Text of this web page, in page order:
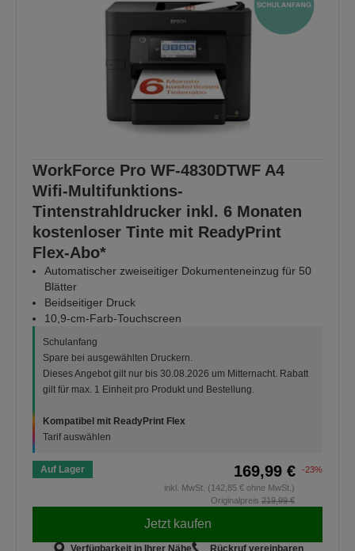
WorkForce Pro WF-4830DTWF A4
Wifi-Multifunktions-
Tintenstrahldrucker inkl. 6 Monaten
kostenloser Tinte mit ReadyPrint
Flex-Abo*
Automatischer zweiseitiger Dokumenteneinzug für 50
Blätter
Beidseitiger Druck
10,9-cm-Farb-Touchscreen
Schulanfang
Spare bei ausgewählten Druckern.
Dieses Angebot gilt nur bis 30.08.2026 um Mitternacht. Rabatt
gilt für max. 1 Einheit pro Produkt und Bestellung.
Kompatibel mit ReadyPrint Flex
Tarif auswählen
Auf Lager 169,99 €
-23%
inkl. MwSt. (142,85 € ohne MwSt.)
Originalpreis 219,99 €
Jetzt kaufen
Verfügbarkeit in Ihrer Nähe Rückruf vereinbaren